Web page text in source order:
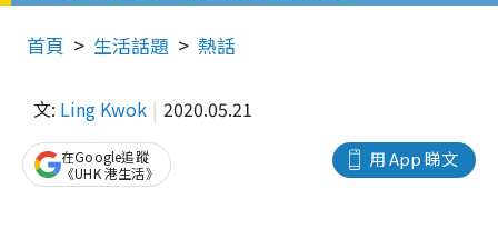
首頁 生活話題 熱話
文: Ling Kwok 2020.05.21
用 App 睇文
在Google追蹤
《UHK 港生活》